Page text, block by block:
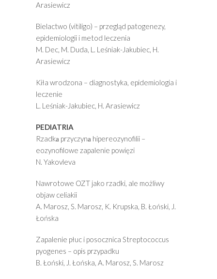
Arasiewicz
Bielactwo (vitiligo) – przegląd patogenezy,
epidemiologii i metod leczenia
M. Dec, M. Duda, L. Leśniak-Jakubiec, H.
Arasiewicz
Kiła wrodzona – diagnostyka, epidemiologia i
leczenie
L. Leśniak-Jakubiec, H. Arasiewicz
PEDIATRIA
Rzadkа przyczynа hipereozynofilii –
eozynofilowe zapalenie powięzi
N. Yakovleva
Nawrotowe OZT jako rzadki, ale możliwy
objaw celiakii
A. Marosz, S. Marosz, K. Krupska, B. Łoński, J.
Łońska
Zapalenie płuc i posocznica Streptococcus
pyogenes – opis przypadku
B. Łoński, J. Łońska, A. Marosz, S. Marosz